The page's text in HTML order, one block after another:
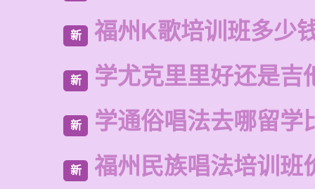
新 福州K歌培训班多少
新 学尤克里里好还是吉
新 学通俗唱法去哪留学
新 福州民族唱法培训班